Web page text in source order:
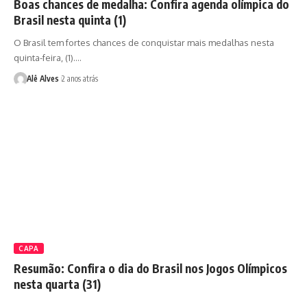
Boas chances de medalha: Confira agenda olímpica do
Brasil nesta quinta (1)
O Brasil tem fortes chances de conquistar mais medalhas nesta
quinta-feira, (1).…
Alê Alves 2 anos atrás
CAPA
Resumão: Confira o dia do Brasil nos Jogos Olímpicos
nesta quarta (31)